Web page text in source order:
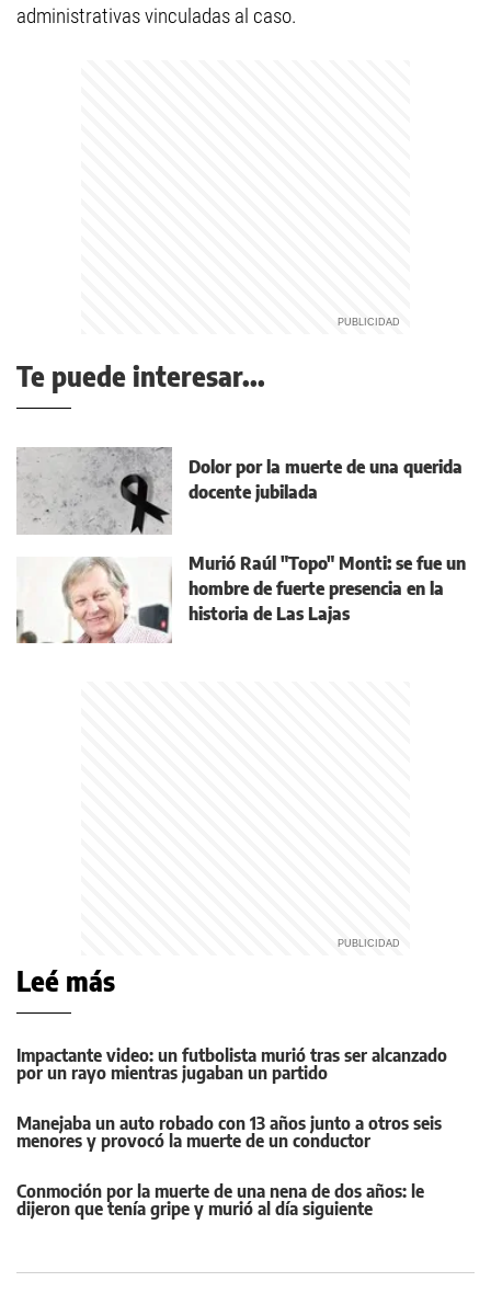
administrativas vinculadas al caso.
Te puede interesar...
Dolor por la muerte de una querida
docente jubilada
Murió Raúl "Topo" Monti: se fue un
hombre de fuerte presencia en la
historia de Las Lajas
Leé más
Impactante video: un futbolista murió tras ser alcanzado
por un rayo mientras jugaban un partido
Manejaba un auto robado con 13 años junto a otros seis
menores y provocó la muerte de un conductor
Conmoción por la muerte de una nena de dos años: le
dijeron que tenía gripe y murió al día siguiente